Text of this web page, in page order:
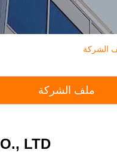
ملف الشركة
LTD